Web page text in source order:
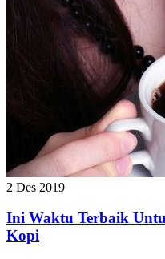
2 Des 2019
Ini Waktu Terbaik
Kopi